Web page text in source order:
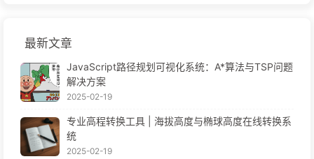
最新文章
JavaScript路径规划可视化系统：A*算法与TSP问题
解决方案
2025-02-19
专业高程转换工具 | 海拔高度与椭球高度在线转换系
统
2025-02-19